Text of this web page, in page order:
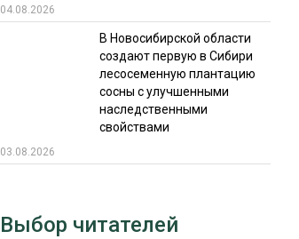
04.08.2026
В Новосибирской области
создают первую в Сибири
лесосеменную плантацию
сосны с улучшенными
наследственными
свойствами
03.08.2026
Выбор читателей